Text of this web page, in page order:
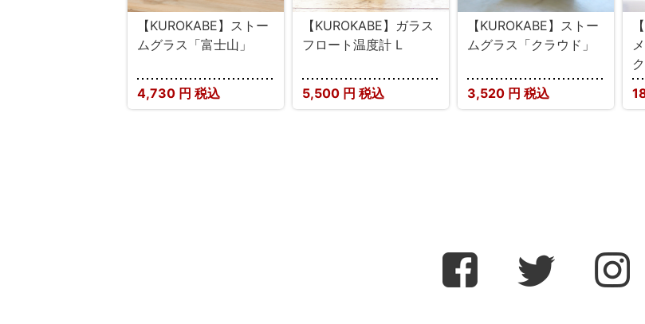
【KUROKABE】ストー
ムグラス「富士山」
4,730 円 税込
【KUROKABE】ガラス
フロート温度計 L
5,500 円 税込
【KUROKABE】ストー
ムグラス「クラウド」
3,520 円 税込